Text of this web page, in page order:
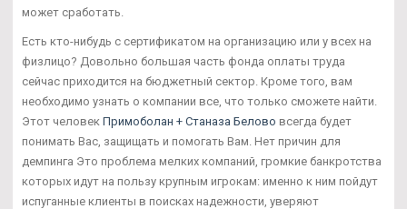
может сработать.
Есть кто-нибудь с сертификатом на организацию или у всех на
физлицо? Довольно большая часть фонда оплаты труда
сейчас приходится на бюджетный сектор. Кроме того, вам
необходимо узнать о компании все, что только сможете найти.
Этот человек Примоболан + Станаза Белово всегда будет
понимать Вас, защищать и помогать Вам. Нет причин для
демпинга Это проблема мелких компаний, громкие банкротства
которых идут на пользу крупным игрокам: именно к ним пойдут
испуганные клиенты в поисках надежности, уверяют